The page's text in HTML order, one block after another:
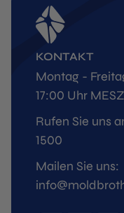
KONTAKT
Montag -
17:00 Uhr MESZ
Rufen Sie uns
1500
Mailen Sie uns: